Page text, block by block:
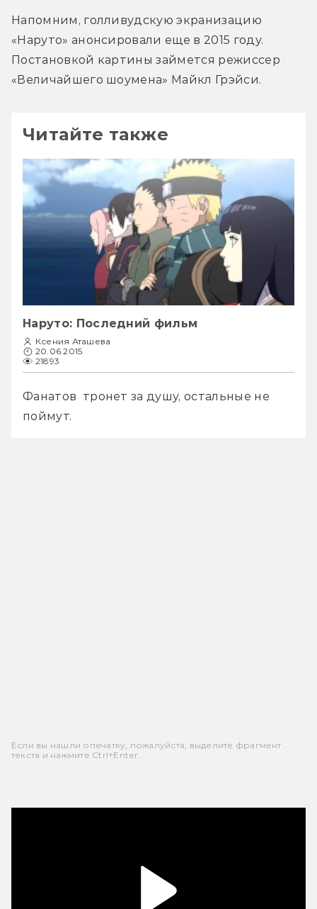
Напомним, голливудскую экранизацию
«Наруто» анонсировали еще в 2015 году.
Постановкой картины займется режиссер
«Величайшего шоумена» Майкл Грэйси.
Читайте также
Наруто: Последний фильм
Ксения Аташева
20.06.2015
21893
Фанатов  тронет за душу, остальные не
поймут.
Если вы нашли опечатку, пожалуйста, выделите фрагмент
текста и нажмите Ctrl+Enter.